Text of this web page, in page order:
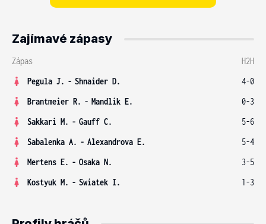
Zajímavé zápasy
Zápas
H2H
Pegula J. - Shnaider D.
4-0
Brantmeier R. - Mandlik E.
0-3
Sakkari M. - Gauff C.
5-6
Sabalenka A. - Alexandrova E.
5-4
Mertens E. - Osaka N.
3-5
Kostyuk M. - Swiatek I. 1-3